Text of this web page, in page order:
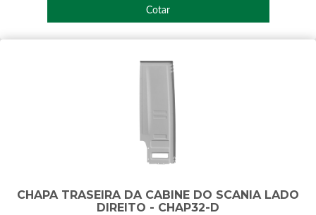
Cotar
CHAPA TRASEIRA DA CABINE DO SCANIA LADO
DIREITO - CHAP32-D